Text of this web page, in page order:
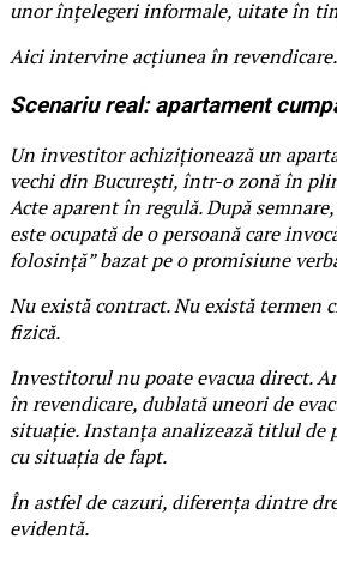
unor înțelegeri informale, uitate în
Aici intervine acțiunea în revendicare.
Scenariu real: apartament
Un investitor achiziționează un
vechi din București, într-o zonă în
Acte aparent în regulă. După
este ocupată de o persoană care
folosință” bazat pe o promisiune
Nu există contract. Nu există termen
fizică.
Investitorul nu poate evacua direct.
în revendicare, dublată uneori de
situație. Instanța analizează titlul de
cu situația de fapt.
În astfel de cazuri, diferența dintre
evidentă.